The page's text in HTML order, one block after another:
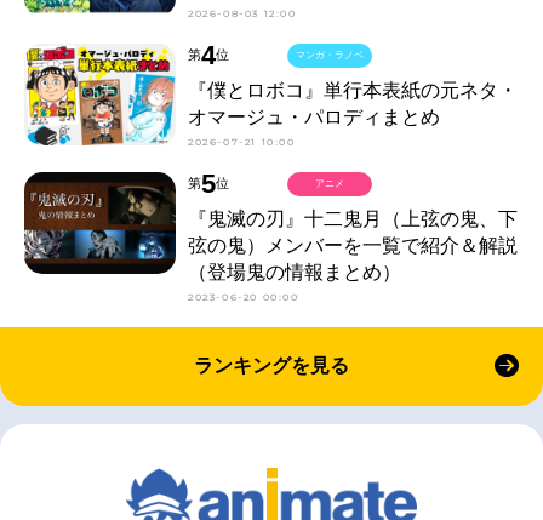
2026-08-03 12:00
第4位
『僕とロボコ』単行本表紙の元ネタ・
オマージュ・パロディまとめ
2026-07-21 10:00
マンガ・ラノベ
第5位
『鬼滅の刃』十二鬼月（上弦の鬼、下
弦の鬼）メンバーを一覧で紹介＆解説
（登場鬼の情報まとめ）
2023-06-20 00:00
アニメ
ランキングを見る